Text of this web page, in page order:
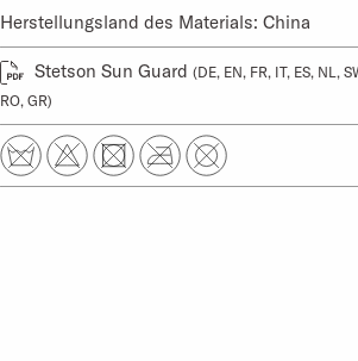
Herstellungsland des Materials: China
Stetson Sun Guard (DE, EN, FR, IT, ES, NL,
RO, GR)